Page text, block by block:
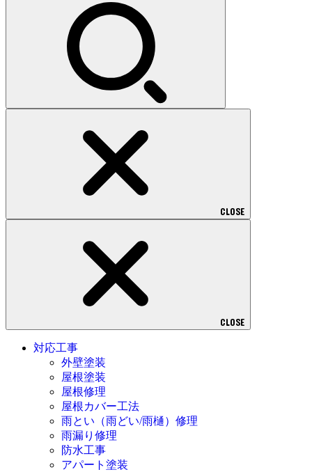
CLOSE
CLOSE
対応工事
外壁塗装
屋根塗装
屋根修理
屋根カバー工法
雨とい（雨どい/雨樋）修理
雨漏り修理
防水工事
アパート塗装